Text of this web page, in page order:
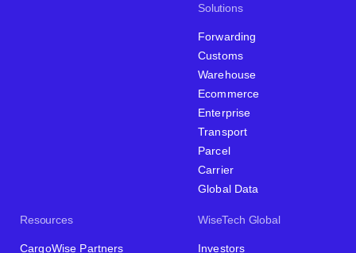
Solutions
Forwarding
Customs
Warehouse
Ecommerce
Enterprise
Transport
Parcel
Carrier
Global Data
Resources
CargoWise Partners
WiseTech Global
Investors